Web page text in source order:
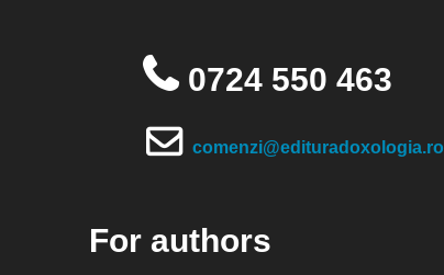
0724 550 463
comenzi@edituradoxologia.ro
For authors